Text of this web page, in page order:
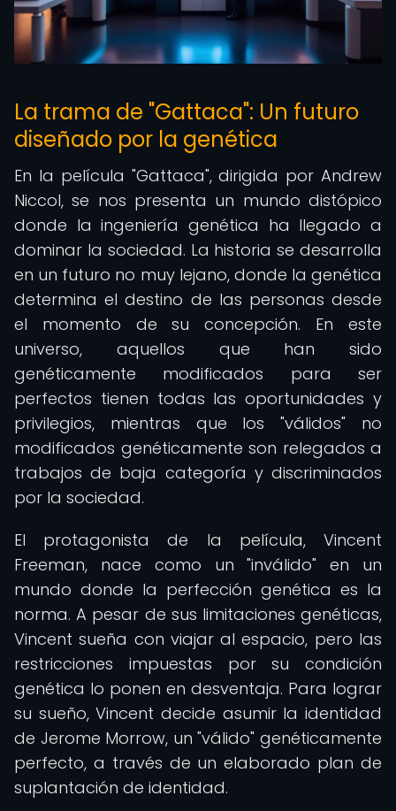
La trama de "Gattaca": Un futuro
diseñado por la genética
En la película "Gattaca", dirigida por Andrew
Niccol, se nos presenta un mundo distópico
donde la ingeniería genética ha llegado a
dominar la sociedad. La historia se desarrolla
en un futuro no muy lejano, donde la genética
determina el destino de las personas desde
el momento de su concepción. En este
universo, aquellos que han sido
genéticamente modificados para ser
perfectos tienen todas las oportunidades y
privilegios, mientras que los "válidos" no
modificados genéticamente son relegados a
trabajos de baja categoría y discriminados
por la sociedad.
El protagonista de la película, Vincent
Freeman, nace como un "inválido" en un
mundo donde la perfección genética es la
norma. A pesar de sus limitaciones genéticas,
Vincent sueña con viajar al espacio, pero las
restricciones impuestas por su condición
genética lo ponen en desventaja. Para lograr
su sueño, Vincent decide asumir la identidad
de Jerome Morrow, un "válido" genéticamente
perfecto, a través de un elaborado plan de
suplantación de identidad.